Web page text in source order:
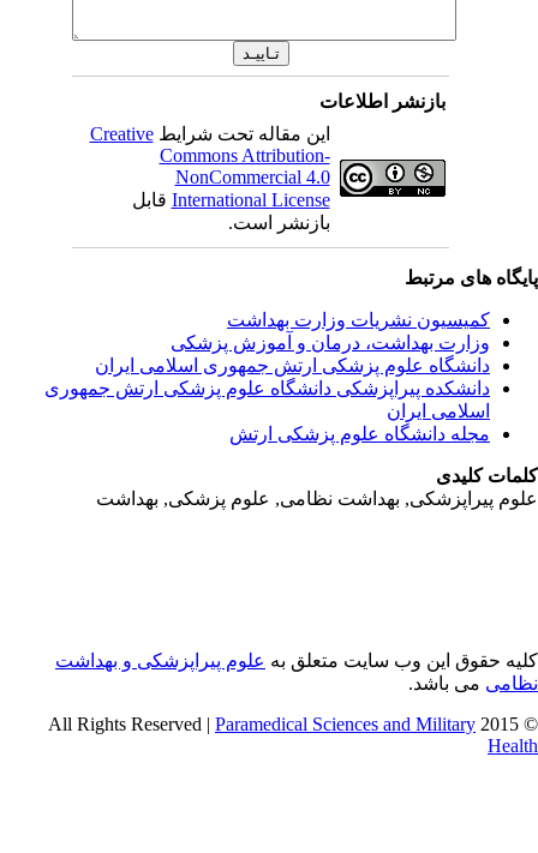
بازنشر اطلاعات
این مقاله تحت شرایطCreative
Commons Attribution-
NonCommercial 4.0
International Licenseقابل
بازنشر است.
های مرتبط
کمیسیون نشریات وزارت بهداشت
وزارت بهداشت، درمان و آموزش پزشکی
دانشگاه علوم پزشکی ارتش جمهوری اسلامی ایران
دانشکده پیراپزشکی دانشگاه علوم پزشکی ارتش جمهوری
اسلامی ایران
مجله دانشگاه علوم پزشکی ارتش
کلیدی
پیراپزشکی, بهداشت نظامی, علوم پزشکی, بهداشت
حقوق این وب سایت متعلق بهعلوم پیراپزشکی و بهداشت
می باشد.
©
Paramedical Sciences and Military